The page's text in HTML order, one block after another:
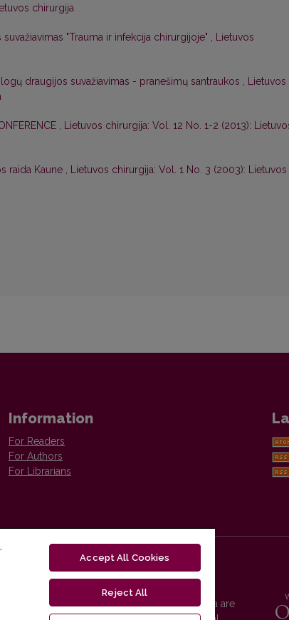
chirurgija
"Trauma ir infekcija chirurgijoje" , Lietuvos
draugijos suvažiavimas - pranešimų santraukos , Lietuvos
, Lietuvos chirurgija: Vol. 12 No. 1-2 (2013):
raida Kaune , Lietuvos chirurgija: Vol. 1 No. 3 (2003): Lietuvos
Information
For Readers
For Authors
For Librarians
Vilnius University Press platform and metadata are
Accept All Cookies
Reject All